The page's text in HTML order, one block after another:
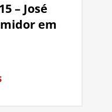
– José
em